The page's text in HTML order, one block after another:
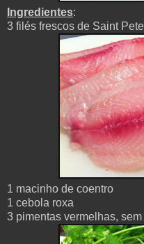
Ingredientes:
3 filés frescos de Saint
1 macinho de coentro
1 cebola roxa
3 pimentas vermelhas,